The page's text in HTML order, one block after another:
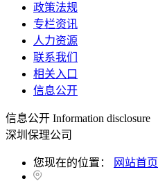
政策法规
专栏资讯
人力资源
联系我们
相关入口
信息公开
信息公开 Information disclosure
深圳保理公司
您现在的位置： 网站首页